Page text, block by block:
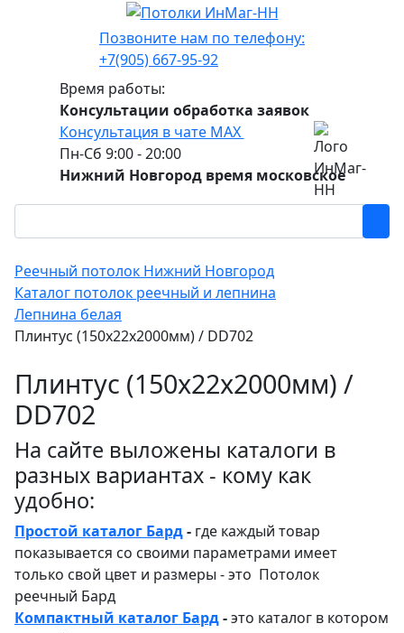
Позвоните нам по телефону:
+7(905) 667-95-92
Время работы:
Консультации обработка заявок
Консультация в чате МАХ
Пн-Сб 9:00 - 20:00
Нижний Новгород время московское
Реечный потолок Нижний Новгород
Каталог потолок реечный и лепнина
Лепнина белая
Плинтус (150х22х2000мм) / DD702
Плинтус (150х22х2000мм) /
DD702
На сайте выложены каталоги в
разных вариантах - кому как
удобно:
Простой каталог Бард- где каждый товар
показывается со своими параметрами имеет
только свой цвет и размеры - это Потолок
реечный Бард
Компактный каталог Бард-это каталог в котором